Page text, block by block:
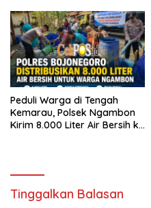
Peduli Warga di Tengah
Kemarau, Polsek Ngambon
Kirim 8.000 Liter Air Bersih ke
Tinggalkan Balasan